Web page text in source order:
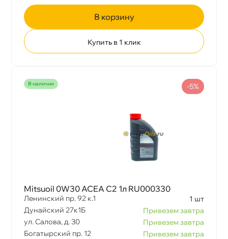
корзину
Купить в 1 клик
наличии
Mitsuoil 0W30 ACEA C2 1л RU000330
Ленинский пр. 92 к.1
1 шт
Дунайский 27к1Б
Привезем завтра
ул. Салова, д. 30
Привезем завтра
Богатырский пр. 12
Привезем завтра
-5%